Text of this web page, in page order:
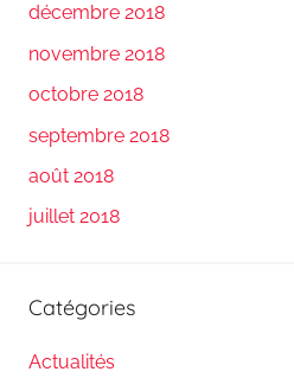
décembre 2018
novembre 2018
octobre 2018
septembre 2018
août 2018
juillet 2018
Catégories
Actualités